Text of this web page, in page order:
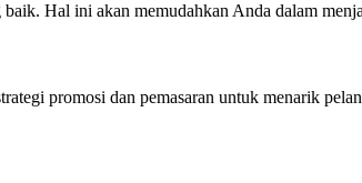
Hal ini akan memudahkan Anda dalam
promosi dan pemasaran untuk menarik